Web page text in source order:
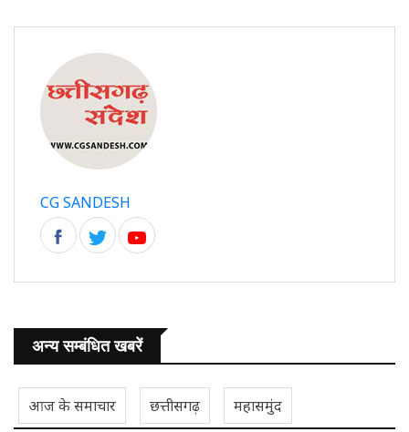
CG SANDESH
अन्य सम्बंधित खबरें
आज के समाचार छत्तीसगढ़ महासमुंद